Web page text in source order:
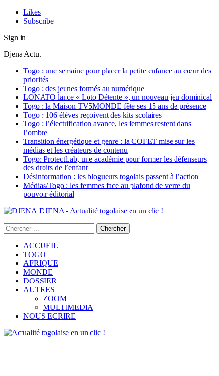
Likes
Subscribe
Sign in
Djena Actu.
Togo : une semaine pour placer la petite enfance au cœur des
priorités
Togo : des jeunes formés au numérique
LONATO lance « Loto Détente », un nouveau jeu dominical
Togo : la Maison TV5MONDE fête ses 15 ans de présence
Togo : 106 élèves reçoivent des kits scolaires
Togo : l’électrification avance, les femmes restent dans
l’ombre
Transition énergétique et genre : la COFET mise sur les
médias et les créateurs de contenu
Togo: ProtectLab, une académie pour former les défenseurs
des droits de l’enfant
Désinformation : les blogueurs togolais passent à l’action
Médias/Togo : les femmes face au plafond de verre du
pouvoir éditorial
DJENA - Actualité togolaise en un clic !
ACCUEIL
TOGO
AFRIQUE
MONDE
DOSSIER
AUTRES
ZOOM
MULTIMEDIA
NOUS ECRIRE